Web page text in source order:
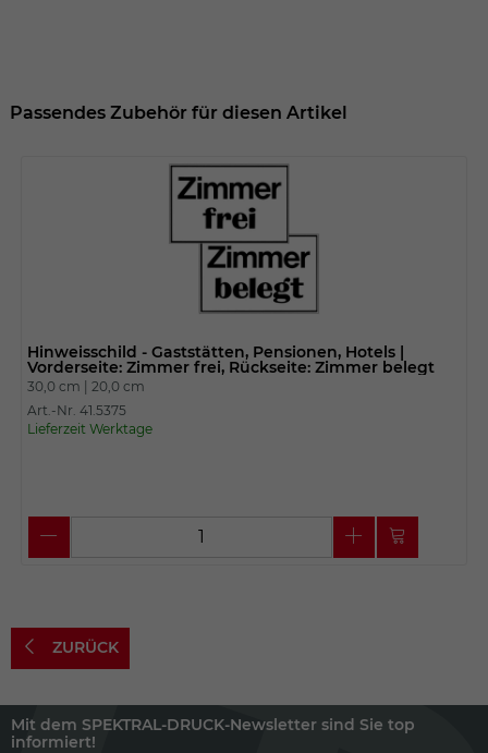
Passendes Zubehör für diesen Artikel
Hinweisschild - Gaststätten, Pensionen, Hotels |
Vorderseite: Zimmer frei, Rückseite: Zimmer belegt
30,0 cm | 20,0 cm
Art.-Nr. 41.5375
Lieferzeit Werktage
ZURÜCK
Mit dem SPEKTRAL-DRUCK-Newsletter sind Sie top
informiert!
Wir installiert sobald sich der Nutzer an